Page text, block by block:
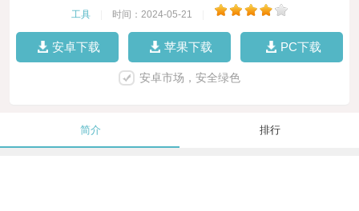
工具 时间：2024-05-21
安卓下载 苹果下载 PC下载
安卓市场，安全绿色
简介 排行